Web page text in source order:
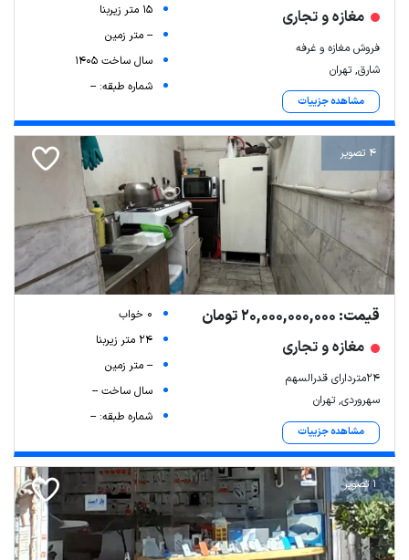
مغازه و تجاری
فروش مغازه و غرفه
شارق, تهران
مشاهده جزییات
15 متر زیربنا
-- متر زمین
سال ساخت 1405
شماره طبقه: --
4 تصویر
قیمت: 20,000,000,000 تومان
مغازه و تجاری
۲۴متردارای قدرالسهم
سهروردی, تهران
مشاهده جزییات
0 خواب
24 متر زیربنا
-- متر زمین
سال ساخت --
شماره طبقه: --
1 تصویر